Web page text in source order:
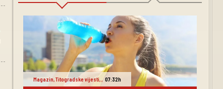
Magazin,Titogradske vijesti,, 07:32h